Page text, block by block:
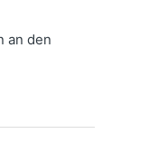
an den